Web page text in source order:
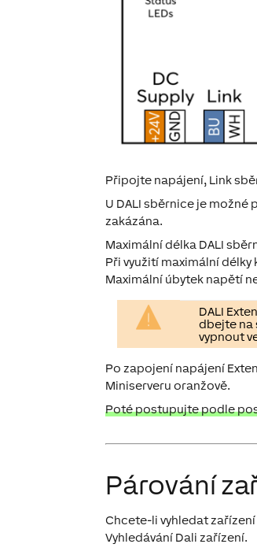
Připojte napájení, Link
U DALI sběrnice je
zakázána.
Maximální délka DALI
Při využití maximální
Maximální úbytek napětí
DALI
dbejte na
vypnout
Po zapojení napájení
Miniserveru oranžově.
Poté postupujte podle
Párování
Chcete-li vyhledat zařízení
Vyhledávání Dali zařízení.